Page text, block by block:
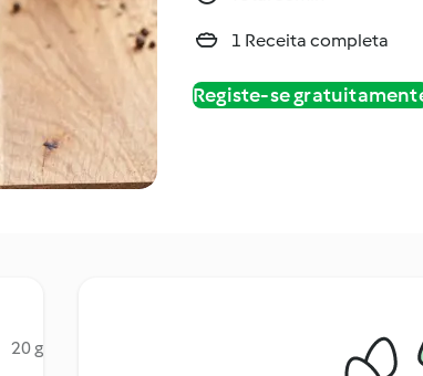
1 Receita completa
Registe-se
20 g